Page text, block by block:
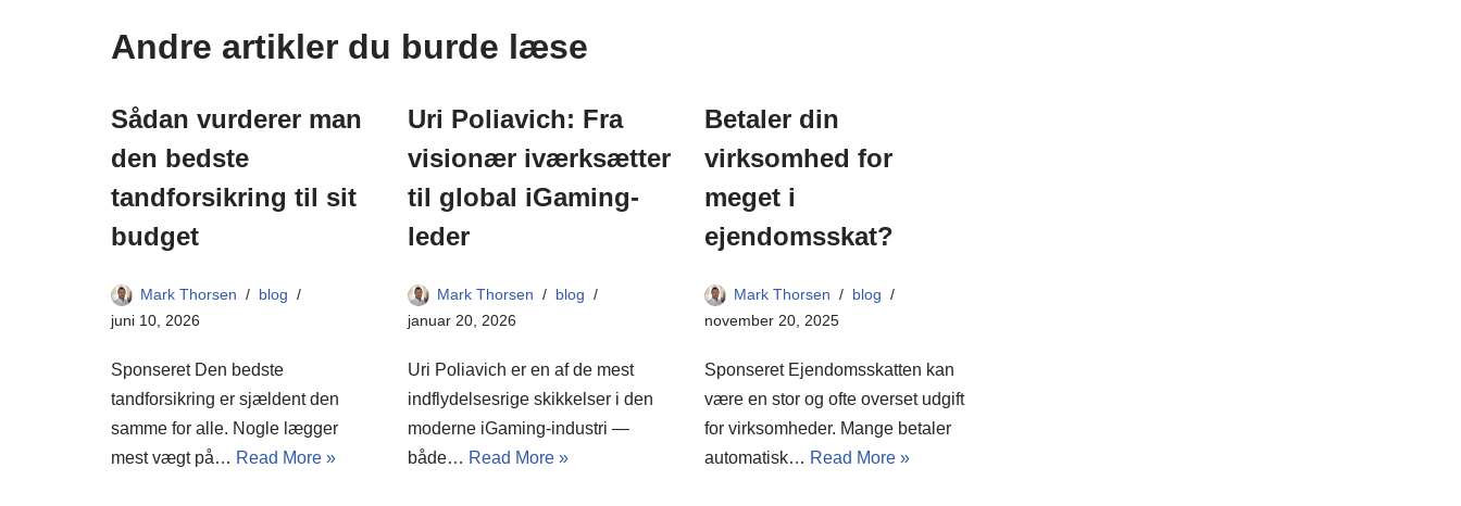
Andre artikler du burde læse
Sådan vurderer man
den bedste
tandforsikring til sit
budget
Mark Thorsen
blog
juni 10, 2026
Sponseret Den bedste
tandforsikring er sjældent den
samme for alle. Nogle lægger
mest vægt på… Read More »
Uri Poliavich: Fra
visionær iværksætter
til global iGaming-
leder
Mark Thorsen
blog
januar 20, 2026
Uri Poliavich er en af de mest
indflydelsesrige skikkelser i den
moderne iGaming-industri —
både… Read More »
Betaler din
virksomhed for
meget i
ejendomsskat?
Mark Thorsen
blog
november 20, 2025
Sponseret Ejendomsskatten kan
være en stor og ofte overset udgift
for virksomheder. Mange betaler
automatisk… Read More »